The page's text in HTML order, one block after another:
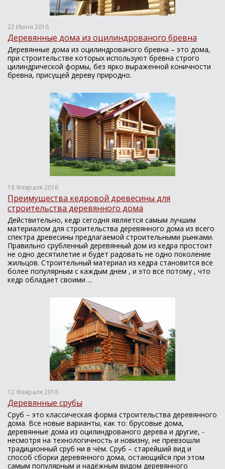
22 Июня 2016
Деревянные дома из оцилиндрованого бревна
Деревянные дома из оцилиндрованого бревна – это дома,
при строительстве которых используют брёвна строго
цилиндрической формы, без ярко выраженной коничности
бревна, присущей дереву природно.
18 Февраля 2016
Преимущества кедровой древесины для
строительства деревянного дома
Действительно, кедр сегодня является самым лучшим
материалом для строительства деревянного дома из всего
спектра древесины предлагаемой строительными рынками.
Правильно срубленный деревянный дом из кедра простоит
не одно десятилетие и будет радовать не одно поколение
жильцов. Строительный материал из кедра становится все
более популярным с каждым днем , и это все потому , что
кедр обладает своими ...
12 Февраля 2016
Деревянные срубы
Сруб – это классическая форма строительства деревянного
дома. Все новые варианты, как то: брусовые дома,
деревянные дома из оцилиндрованого дерева и другие, -
несмотря на технологичность и новизну, не превзошли
традиционный сруб ни в чём. Сруб – старейший вид и
способ сборки деревянного дома, остающийся при этом
самым популярным и надёжным видом деревянного